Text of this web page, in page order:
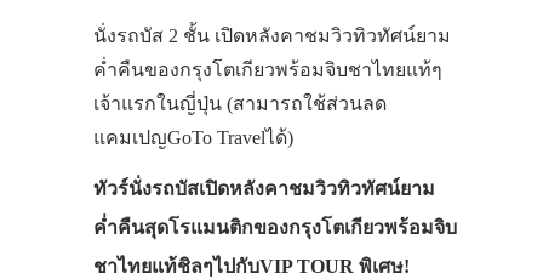
นั่งรถบัส 2 ชั้น เปิดหลังคาชมวิวทิวทัศน์ยาม
ค่ำคืนของกรุงโตเกียวพร้อมจิบชาไทยแท้ๆ
เจ้าแรกในญี่ปุ่น (สามารถใช้ส่วนลด
แคมเปญGoTo Travelได้)
ทัวร์นั่งรถบัสเปิดหลังคาชมวิวทิวทัศน์ยาม
ค่ำคืนสุดโรแมนติกของกรุงโตเกียวพร้อมจิบ
ชาไทยแท้ชิลๆไปกับVIP TOUR พิเศษ!